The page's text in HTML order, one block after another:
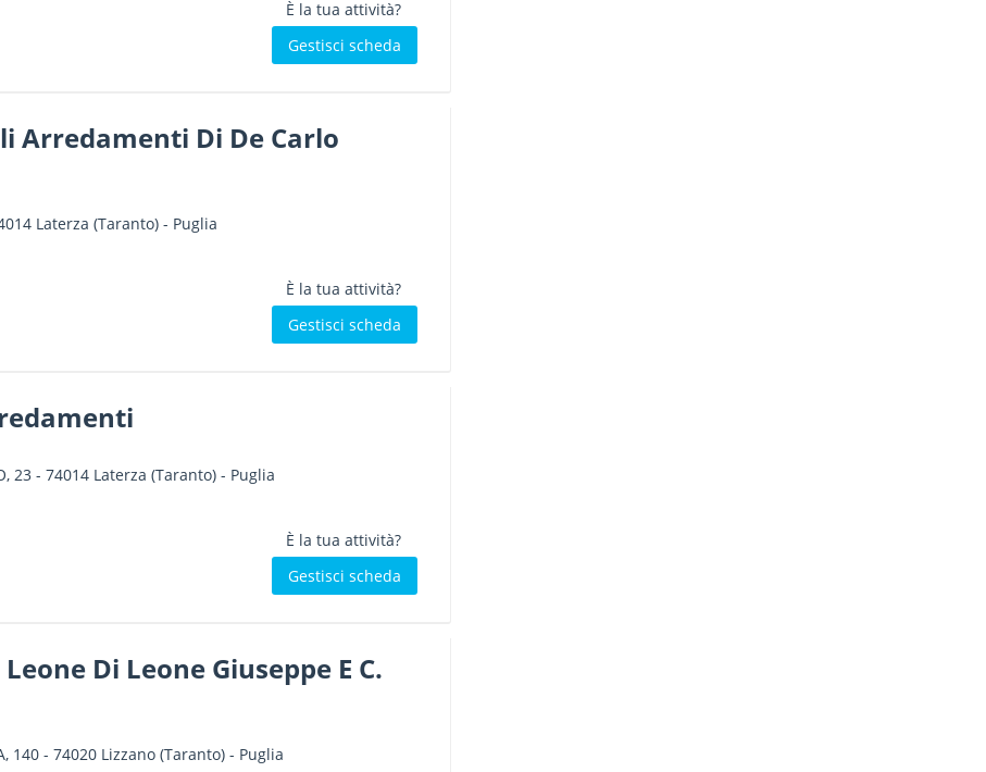
È la tua attività?
Gestisci scheda
Arredamenti Di De Carlo
Laterza (Taranto) - Puglia
È la tua attività?
Gestisci scheda
23- 74014 Laterza (Taranto) - Puglia
È la tua attività?
Gestisci scheda
Di Leone Giuseppe E C.
140- 74020 Lizzano(Taranto) - Puglia